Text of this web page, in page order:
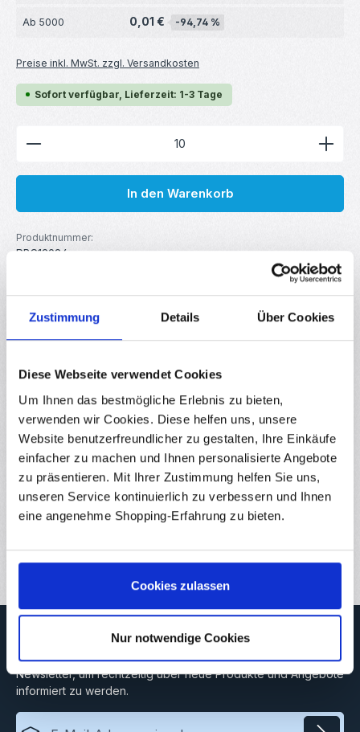
Zustimmung Details Über Cookies
Diese Webseite verwendet Cookies
Um Ihnen das bestmögliche Erlebnis zu bieten,
verwenden wir Cookies. Diese helfen uns, unsere
Website benutzerfreundlicher zu gestalten, Ihre Einkäufe
einfacher zu machen und Ihnen personalisierte Angebote
zu präsentieren. Mit Ihrer Zustimmung helfen Sie uns,
unseren Service kontinuierlich zu verbessern und Ihnen
eine angenehme Shopping-Erfahrung zu bieten.
Cookies zulassen
Nur notwendige Cookies
Ab 5000 0,01 € -94,74 %
Preise inkl. MwSt. zzgl. Versandkosten
Sofort verfügbar, Lieferzeit: 1-3 Tage
Produkt Anzahl: Gib den gewünschten Wert ein
In den Warenkorb
Produktnummer:
RBS13924
Hersteller:
your droid
Beschreibung
Metallschichtwiderstand für DIY-Elektronik, Robotik, Arduino,
Raspberry Pi uvm. Linearer Festwiderstand mit
Eigenschaften
Hersteller
Downloads
Bewertungen
Abonnieren Sie jetzt unseren regelmäßig erscheinenden
Newsletter, um rechtzeitig über neue Produkte und Angebote
informiert zu werden.
E-Mail-Adresse*